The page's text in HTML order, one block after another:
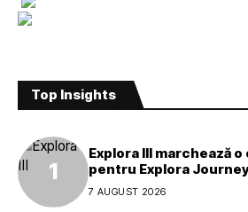
Top Insights
Explora III marchează
pentru Explora
7 AUGUST 2026